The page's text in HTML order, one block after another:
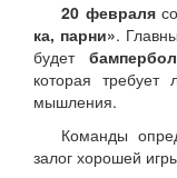
20 февраля
ка, парни».
будет бампербол
которая требует
мышления.
Команды
залог хорошей